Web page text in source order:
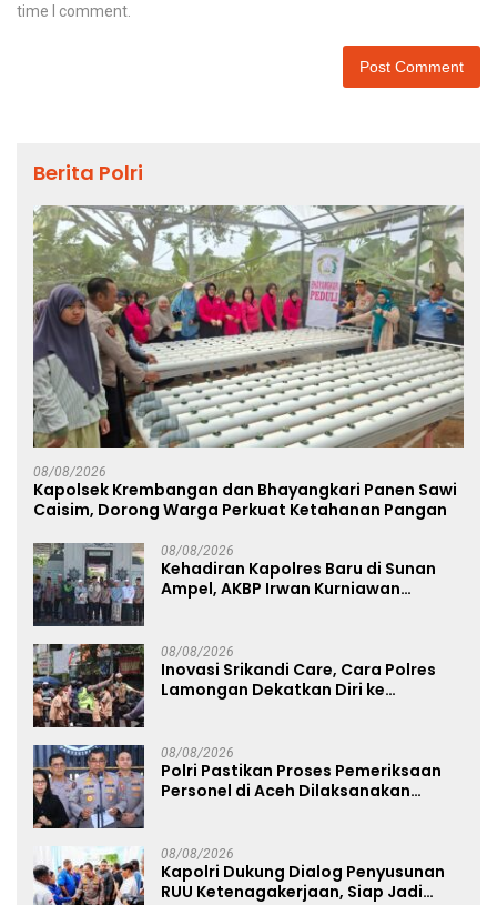
time I comment.
Berita Polri
08/08/2026
Kapolsek Krembangan dan Bhayangkari Panen Sawi
Caisim, Dorong Warga Perkuat Ketahanan Pangan
08/08/2026
Kehadiran Kapolres Baru di Sunan
Ampel, AKBP Irwan Kurniawan
08/08/2026
Inovasi Srikandi Care, Cara Polres
Lamongan Dekatkan Diri ke
08/08/2026
Polri Pastikan Proses Pemeriksaan
Personel di Aceh Dilaksanakan
08/08/2026
Kapolri Dukung Dialog Penyusunan
RUU Ketenagakerjaan, Siap Jadi